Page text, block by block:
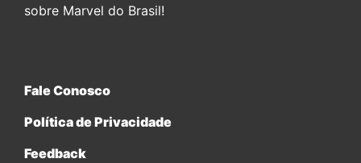
sobre Marvel do Brasil!
Fale Conosco
Política de Privacidade
Feedback